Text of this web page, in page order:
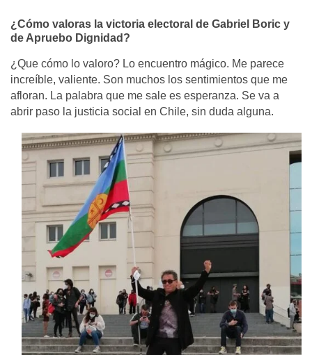
¿Cómo valoras la victoria electoral de Gabriel Boric y
de Apruebo Dignidad?
¿Que cómo lo valoro? Lo encuentro mágico. Me parece
increíble, valiente. Son muchos los sentimientos que me
afloran. La palabra que me sale es esperanza. Se va a
abrir paso la justicia social en Chile, sin duda alguna.